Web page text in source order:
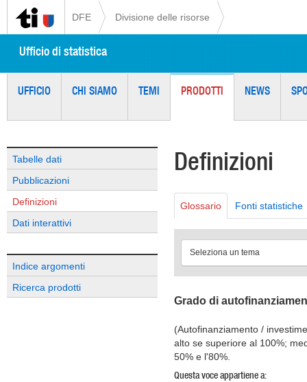
DFE Divisione delle risorse
Ufficio di statistica
UFFICIO CHI SIAMO TEMI PRODOTTI NEWS
Tabelle dati
Pubblicazioni
Definizioni
Dati interattivi
Indice argomenti
Ricerca prodotti
Definizioni
Glossario Fonti statistiche
Seleziona un tema
Grado di
(Autofinanziamento /
alto se superiore al 100%;
50% e l'80%.
Questa voce appartiene a: